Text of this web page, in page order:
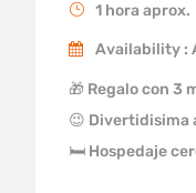
1 hora aprox.
Availability :
🎁 Regalo con 3
😉 Divertidisima
🛏 Hospedaje